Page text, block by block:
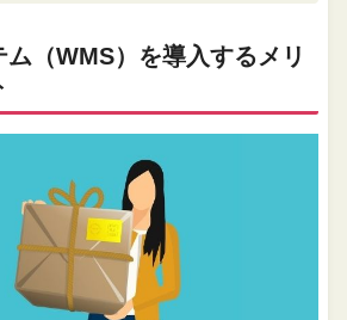
（WMS）を導入するメリ